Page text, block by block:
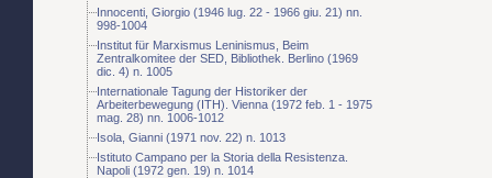
Innocenti, Giorgio (1946 lug. 22 - 1966 giu. 21) nn.
998-1004
Institut für Marxismus Leninismus, Beim
Zentralkomitee der SED, Bibliothek. Berlino (1969
dic. 4) n. 1005
Internationale Tagung der Historiker der
Arbeiterbewegung (ITH). Vienna (1972 feb. 1 - 1975
mag. 28) nn. 1006-1012
Isola, Gianni (1971 nov. 22) n. 1013
Istituto Campano per la Storia della Resistenza.
Napoli (1972 gen. 19) n. 1014